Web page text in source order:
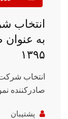
انتخاب
به عنوان
۱۳۹۵
انتخاب شرکت
صادرکننده
پشتیبان